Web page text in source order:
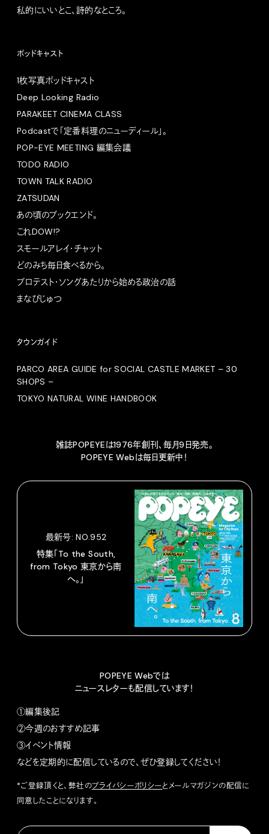
私的にいいとこ、詩的なところ。
ポッドキャスト
1枚写真ポッドキャスト
Deep Looking Radio
PARAKEET CINEMA CLASS
Podcastで「定番料理のニューディール」。
POP-EYE MEETING 編集会議
TODO RADIO
TOWN TALK RADIO
ZATSUDAN
あの頃のブックエンド。
これDOW!?
スモールアレイ・チャット
どのみち毎日食べるから。
プロテスト・ソングあたりから始める政治の話
まなびじゅつ
タウンガイド
PARCO AREA GUIDE for SOCIAL CASTLE MARKET – 30
SHOPS –
TOKYO NATURAL WINE HANDBOOK
雑誌POPEYEは1976年創刊、毎月9日発売。
POPEYE Webは毎日更新中！
最新号: NO.952
特集「To the South,
from Tokyo 東京から南
へ。」
POPEYE Webでは
ニュースレターも配信しています！
①編集後記
②今週のおすすめ記事
③イベント情報
などを定期的に配信しているので、ぜひ登録してください！
*ご登録頂くと、弊社のプライバシーポリシーとメールマガジンの配信に
同意したことになります。